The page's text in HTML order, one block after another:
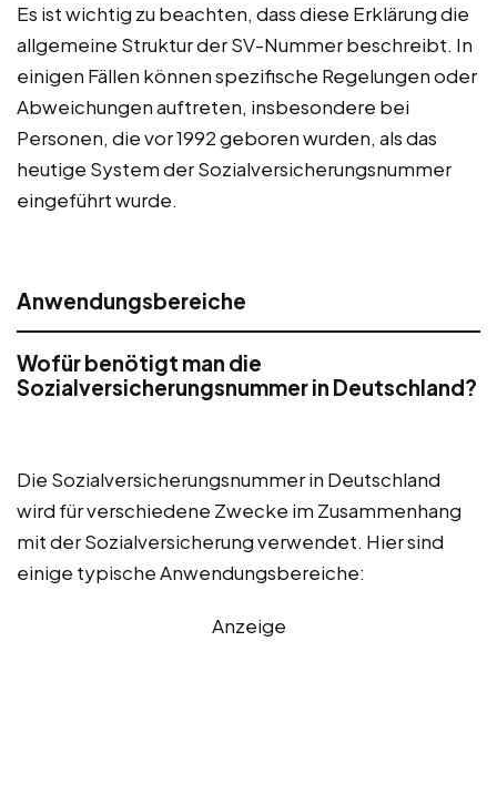
Es ist wichtig zu beachten, dass diese Erklärung die
allgemeine Struktur der SV-Nummer beschreibt. In
einigen Fällen können spezifische Regelungen oder
Abweichungen auftreten, insbesondere bei
Personen, die vor 1992 geboren wurden, als das
heutige System der Sozialversicherungsnummer
eingeführt wurde.
Anwendungsbereiche
Wofür benötigt man die
Sozialversicherungsnummer in Deutschland?
Die Sozialversicherungsnummer in Deutschland
wird für verschiedene Zwecke im Zusammenhang
mit der Sozialversicherung verwendet. Hier sind
einige typische Anwendungsbereiche:
Anzeige